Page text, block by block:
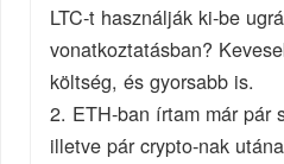
LTC-t használják ki-be
vonatkoztatásban?
költség, és gyorsabb is.
2. ETH-ban írtam már pár
illetve pár crypto-nak